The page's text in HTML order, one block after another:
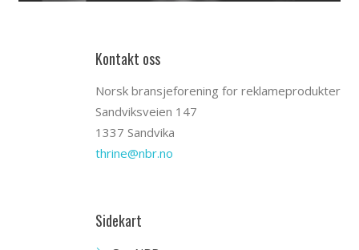
Kontakt oss
Norsk bransjeforening for reklameprodukter
Sandviksveien 147
1337 Sandvika
thrine@nbr.no
Sidekart